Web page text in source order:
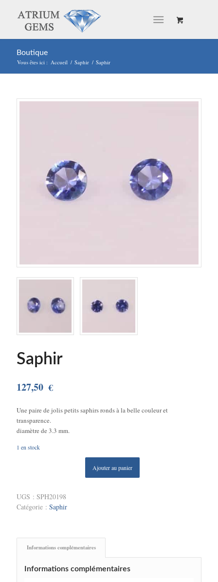
Boutique
Vous êtes ici : Accueil / Saphir / Saphir
Saphir
127,50 €
Une paire de jolis petits saphirs ronds à la belle couleur et
transparence.
diamètre de 3.3 mm.
1 en stock
Ajouter au panier
UGS : SPH20198
Catégorie : Saphir
Informations complémentaires
Informations complémentaires